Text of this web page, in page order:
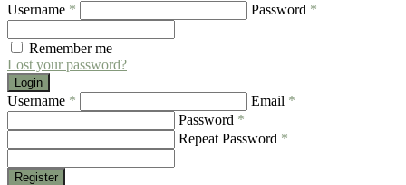
Username * Password *
Remember me
Lost your password?
Login
Username * Email *
Password *
Repeat Password *
Register